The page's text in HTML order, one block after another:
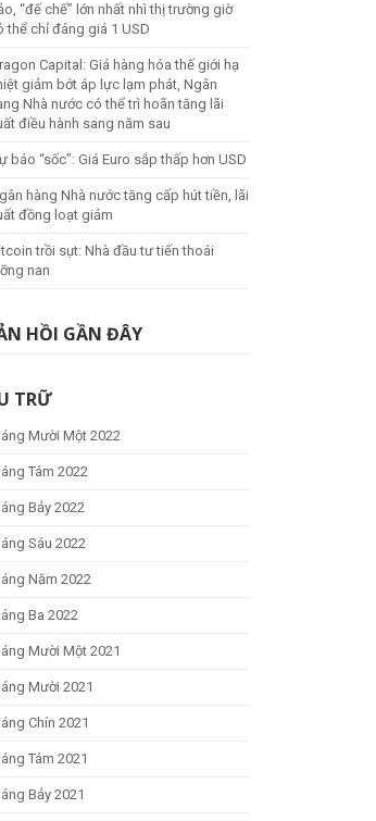
“đế chế” lớn nhất nhì thị trường giờ
thể chỉ đáng giá 1 USD
Capital: Giá hàng hóa thế giới hạ
giảm bớt áp lực lạm phát, Ngân
Nhà nước có thể trì hoãn tăng lãi
điều hành sang năm sau
báo “sốc”: Giá Euro sắp thấp hơn USD
hàng Nhà nước tăng cấp hút tiền, lãi
đồng loạt giảm
trồi sụt: Nhà đầu tư tiến thoái
nan
HỒI GẦN ĐÂY
TRỮ
Mười Một 2022
Tám 2022
Bảy 2022
Sáu 2022
Năm 2022
Ba 2022
Mười Một 2021
Mười 2021
Chín 2021
Tám 2021
Bảy 2021